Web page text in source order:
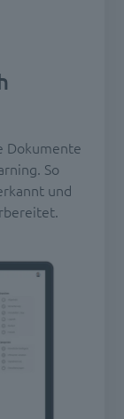
Dokumente
So
und